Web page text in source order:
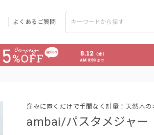
よくあるご質問
ambai/パスタメジャー
窪みに置くだけで手間なく計量！天然木